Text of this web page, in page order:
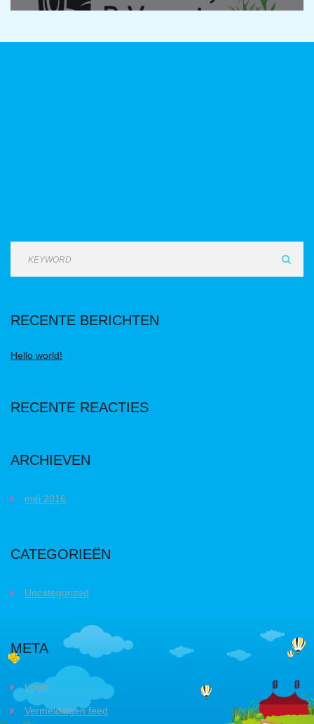
RECENTE BERICHTEN
Hello world!
RECENTE REACTIES
ARCHIEVEN
mei 2016
CATEGORIEËN
Uncategorized
META
Login
Vermeldingen feed